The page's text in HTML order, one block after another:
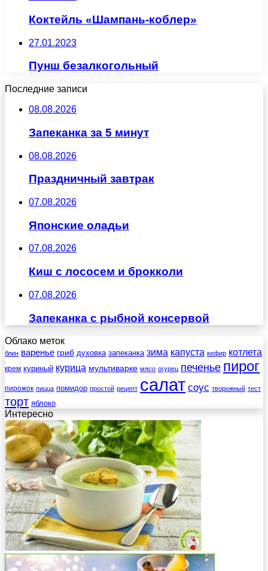
Коктейль «Шампань-коблер»
27.01.2023
Пунш безалкогольный
Последние записи
08.08.2026
Запеканка за 5 минут
08.08.2026
Праздничный завтрак
07.08.2026
Японские оладьи
07.08.2026
Киш с лососем и брокколи
07.08.2026
Запеканка с рыбной консервой
Облако меток
блин варенье гриб духовка запеканка зима капуста кефир котлета
крем куриный курица мультиварке мясо огурец печенье пирог
пирожок пицца помидор простой рецепт салат соус творожный тест
торт яблоко
Интересно